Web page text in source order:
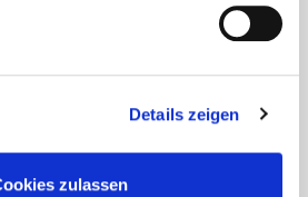
Details zeigen
zulassen
NIEDERLÄNDISCHEN
Urlauberinnen und Urlauber an die
aktiven Paaren und